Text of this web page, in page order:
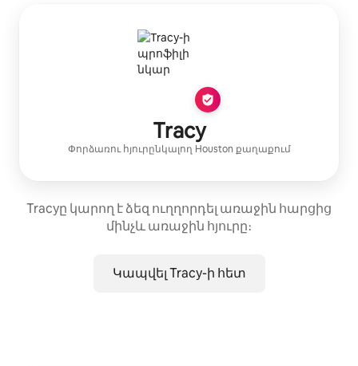
Tracy
Փորձառու հյուրընկալող Houston քաղաքում
Tracyը կարող է ձեզ ուղղորդել առաջին հարցից
մինչև առաջին հյուրը։
Կապվել Tracy-ի հետ